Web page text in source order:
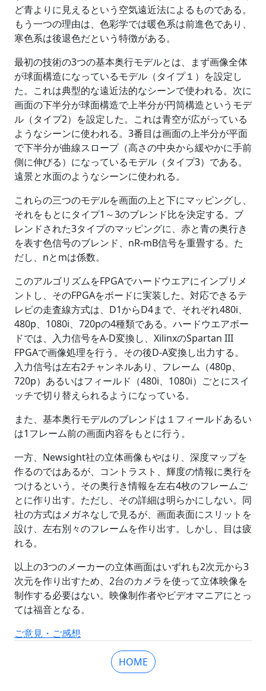
ど青よりに見えるという空気遠近法によるものである。
もう一つの理由は、色彩学では暖色系は前進色であり、
寒色系は後退色だという特徴がある。
最初の技術の3つの基本奥行モデルとは、まず画像全体
が球面構造になっているモデル（タイプ１）を設定し
た。これは典型的な遠近法的なシーンで使われる。次に
画面の下半分が球面構造で上半分が円筒構造というモデ
ル（タイプ2）を設定した。これは青空が広がっている
ようなシーンに使われる。3番目は画面の上半分が平面
で下半分が曲線スロープ（高さの中央から緩やかに手前
側に伸びる）になっているモデル（タイプ3）である。
遠景と水面のようなシーンに使われる。
これらの三つのモデルを画面の上と下にマッピングし、
それをもとにタイプ1～3のブレンド比を決定する。ブ
レンドされた3タイプのマッピングに、赤と青の奥行き
を表す色信号のブレンド、nR-mB信号を重畳する。た
だし、nとmは係数。
このアルゴリズムをFPGAでハードウエアにインプリメ
ントし、そのFPGAをボードに実装した。対応できるテ
レビの走査線方式は、D1からD4まで、それぞれ480i、
480p、1080i、720pの4種類である。ハードウエアボー
ドでは、入力信号をA-D変換し、XilinxのSpartan III
FPGAで画像処理を行う。その後D-A変換し出力する。
入力信号は左右2チャンネルあり、フレーム（480p、
720p）あるいはフィールド（480i、1080i）ごとにスイ
ッチで切り替えられるようになっている。
また、基本奥行モデルのブレンドは１フィールドあるい
は1フレーム前の画面内容をもとに行う。
一方、Newsight社の立体画像もやはり、深度マップを
作るのではあるが、コントラスト、輝度の情報に奥行を
つけるという。その奥行き情報を左右4枚のフレームご
とに作り出す。ただし、その詳細は明らかにしない。同
社の方式はメガネなしで見るが、画面表面にスリットを
設け、左右別々のフレームを作り出す。しかし、目は疲
れる。
以上の3つのメーカーの立体画面はいずれも2次元から3
次元を作り出すため、2台のカメラを使って立体映像を
制作する必要はない。映像制作者やビデオマニアにとっ
ては福音となる。
ご意見・ご感想
HOME